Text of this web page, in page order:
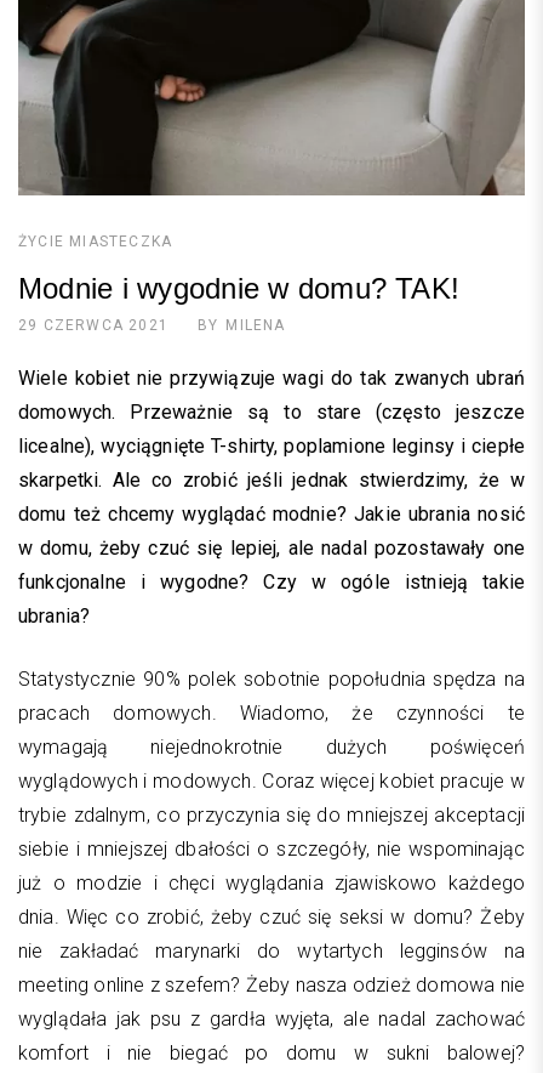
ŻYCIE MIASTECZKA
Modnie i wygodnie w domu? TAK!
29 CZERWCA 2021 BY MILENA
Wiele kobiet nie przywiązuje wagi do tak zwanych ubrań
domowych. Przeważnie są to stare (często jeszcze
licealne), wyciągnięte T-shirty, poplamione leginsy i ciepłe
skarpetki. Ale co zrobić jeśli jednak stwierdzimy, że w
domu też chcemy wyglądać modnie? Jakie ubrania nosić
w domu, żeby czuć się lepiej, ale nadal pozostawały one
funkcjonalne i wygodne? Czy w ogóle istnieją takie
ubrania?
Statystycznie 90% polek sobotnie popołudnia spędza na
pracach domowych. Wiadomo, że czynności te
wymagają niejednokrotnie dużych poświęceń
wyglądowych i modowych. Coraz więcej kobiet pracuje w
trybie zdalnym, co przyczynia się do mniejszej akceptacji
siebie i mniejszej dbałości o szczegóły, nie wspominając
już o modzie i chęci wyglądania zjawiskowo każdego
dnia. Więc co zrobić, żeby czuć się seksi w domu? Żeby
nie zakładać marynarki do wytartych legginsów na
meeting online z szefem? Żeby nasza odzież domowa nie
wyglądała jak psu z gardła wyjęta, ale nadal zachować
komfort i nie biegać po domu w sukni balowej?